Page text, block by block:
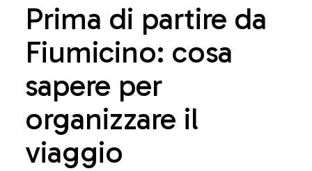
Prima di partire da
Fiumicino: cosa
sapere per
organizzare il
viaggio